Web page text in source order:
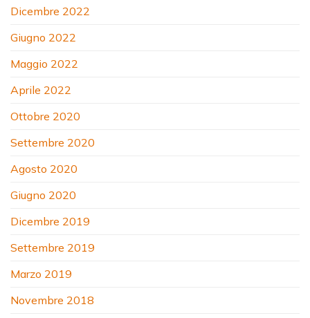
Dicembre 2022
Giugno 2022
Maggio 2022
Aprile 2022
Ottobre 2020
Settembre 2020
Agosto 2020
Giugno 2020
Dicembre 2019
Settembre 2019
Marzo 2019
Novembre 2018